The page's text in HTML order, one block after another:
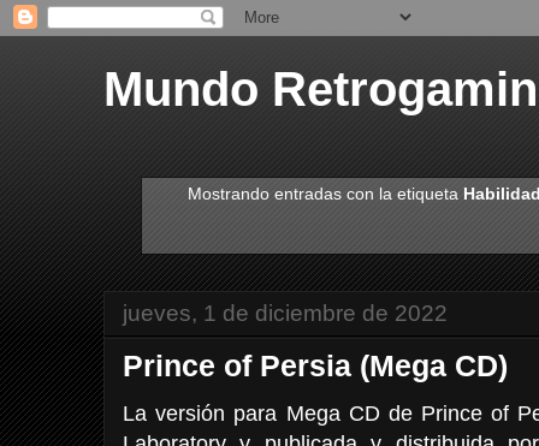
Mundo
Mostrando entradas con la etiqueta
jueves, 1 de diciembre de 2022
Prince of Persia (Mega CD)
La versión para Mega CD de Prince of